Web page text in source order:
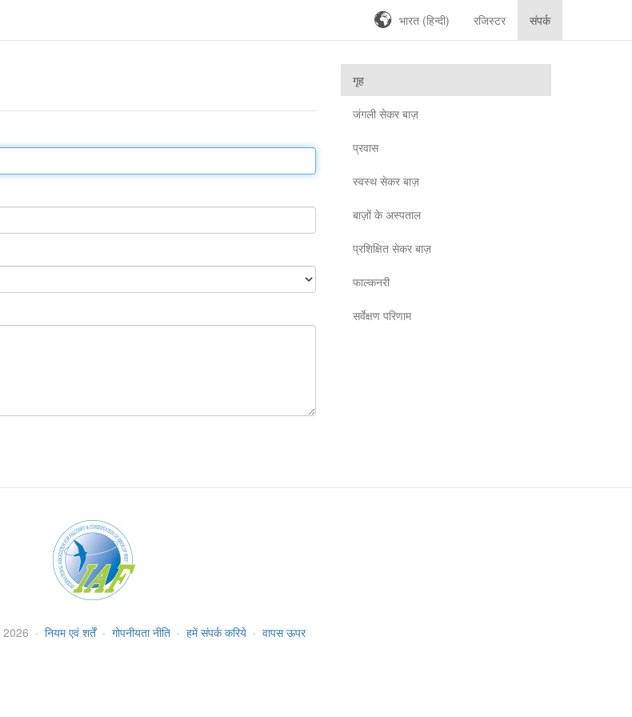
भारत (हिन्दी) रजिस्टर संपर्क
गृह
जंगली सेकर बाज़
प्रवास
स्वस्थ सेकर बाज़
बाज़ों के अस्पताल
प्रशिक्षित सेकर बाज़
फाल्कनरी
सर्वेक्षण परिणाम
2026 · नियम एवं शर्तें · गोपनीयता नीति · हमें संपर्क करिये · वापस ऊपर